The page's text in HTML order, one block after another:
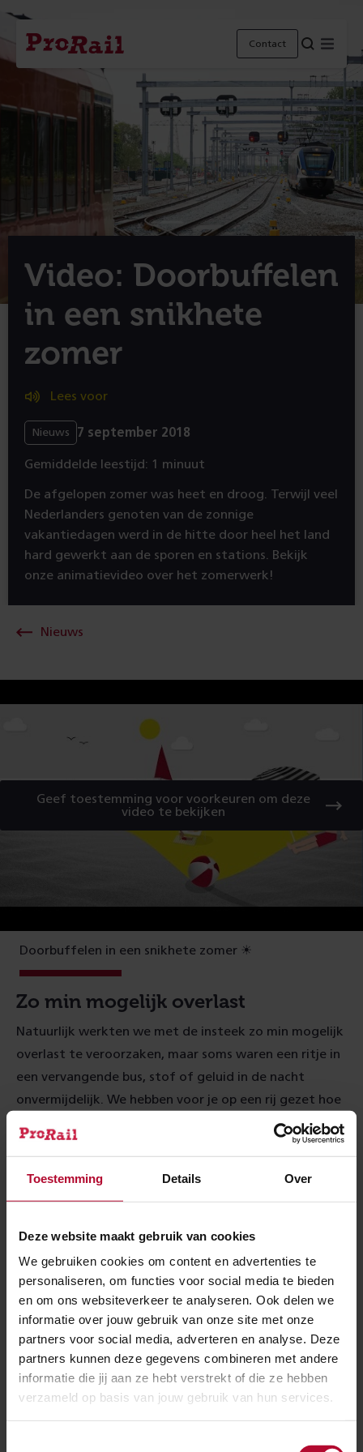
Toestemming Details Over
Deze website maakt gebruik van cookies
We gebruiken cookies om content en advertenties te
personaliseren, om functies voor social media te bieden
en om ons websiteverkeer te analyseren. Ook delen we
informatie over jouw gebruik van onze site met onze
partners voor social media, adverteren en analyse. Deze
partners kunnen deze gegevens combineren met andere
informatie die jij aan ze hebt verstrekt of die ze hebben
verzameld op basis van jouw gebruik van hun services.
Navigatie
Homepage
ProRail
Contact
Video: Doorbuffelen
in een snikhete
zomer
Lees voor
Nieuws 7 september 2018
Gemiddelde leestijd: 1 minuut
De afgelopen zomer was heet en droog. Terwijl veel
Nederlanders genoten van de zonnige
vakantiedagen werd in de hitte door heel het land
hard gewerkt aan de sporen en stations. Bekijk
onze animatievideo over het zomerwerk!
Nieuws
Doorbuffelen in een snikhete zomer ☀
Geef toestemming voor voorkeuren om deze
video te bekijken
Zo min mogelijk overlast
Natuurlijk werkten we met de insteek zo min mogelijk
overlast te veroorzaken, maar soms waren een ritje in
een vervangende bus, stof of geluid in de nacht
onvermijdelijk. We hebben voor je op een rij gezet hoe
we de werkzaamheden hebben aangepakt, zodat je
goed kunt zien waarom jouw trein soms eerder, later
perrons verhoogd om instappen makkelijker te maken,
stationskappen geschilderd, gigantische tunneldekken
ingeschoven en sporen op de schop genomen om
treinverkeer soepeler te laten rijden. En last but not
least, hebben we honderden ijsjes uitgedeeld aan de
Jaarlijks werken we op ongeveer 2.500 verschillende